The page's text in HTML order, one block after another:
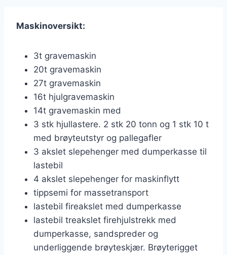
Maskinoversikt:
3t gravemaskin
20t gravemaskin
27t gravemaskin
16t hjulgravemaskin
14t gravemaskin med
3 stk hjullastere. 2 stk 20 tonn og 1 stk 10 t
med brøyteutstyr og pallegafler
3 akslet slepehenger med dumperkasse til
lastebil
4 akslet slepehenger for maskinflytt
tippsemi for massetransport
lastebil fireakslet med dumperkasse
lastebil treakslet firehjulstrekk med
dumperkasse, sandspreder og
underliggende brøyteskjær. Brøyterigget